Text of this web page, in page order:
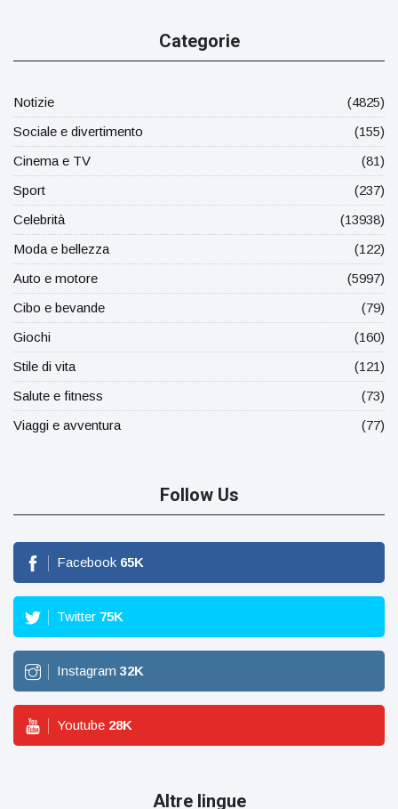
Categorie
Notizie
(4825)
Sociale e divertimento
(155)
Cinema e TV
(81)
Sport
(237)
Celebrità
(13938)
Moda e bellezza
(122)
Auto e motore
(5997)
Cibo e bevande
(79)
Giochi
(160)
Stile di vita
(121)
Salute e fitness
(73)
Viaggi e avventura
(77)
Follow Us
Facebook 65K
Twitter 75K
Instagram 32K
Youtube 28K
Altre lingue